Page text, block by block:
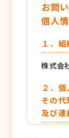
お問
個人
１．
株式会
２．
その
及び連